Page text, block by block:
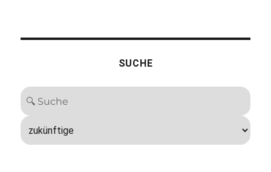
SUCHE